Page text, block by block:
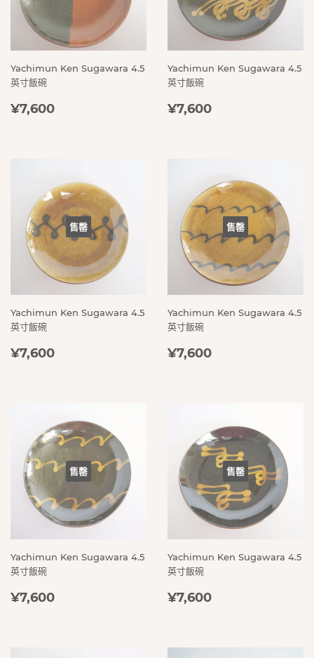
Yachimun Ken Sugawara 4.5
英寸飯碗
定
¥7,600
Yachimun Ken Sugawara 4.5
英寸飯碗
定
¥7,600
售罄
Yachimun Ken Sugawara 4.5
英寸飯碗
定
¥7,600
售罄
Yachimun Ken Sugawara 4.5
英寸飯碗
定
¥7,600
售罄
Yachimun Ken Sugawara 4.5
英寸飯碗
定
¥7,600
售罄
Yachimun Ken Sugawara 4.5
英寸飯碗
定
¥7,600